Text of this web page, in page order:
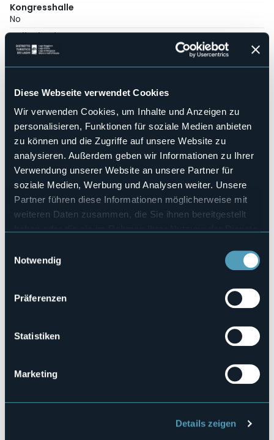
Diese Webseite verwendet Cookies
Wir verwenden Cookies, um Inhalte und Anzeigen zu
personalisieren, Funktionen für soziale Medien anbieten
zu können und die Zugriffe auf unsere Website zu
analysieren. Außerdem geben wir Informationen zu Ihrer
Verwendung unserer Website an unsere Partner für
soziale Medien, Werbung und Analysen weiter. Unsere
Partner führen diese Informationen möglicherweise mit
weiteren Daten zusammen, die Sie ihnen bereitgestellt
Notwendig
Präferenzen
Statistiken
Marketing
Details zeigen
Kongresshalle
No
Hallenbad
No
Haustiere erlaubt
Anzahl der Zimmer
Anzahl der Betten
6
E-mail
bebcampino@gmail.com
Webseite
http://www.bebcampino.blogspot.it
Telefon
+39 334 7768273
Codice CIR
28838 - Fraz. Campino (VB)